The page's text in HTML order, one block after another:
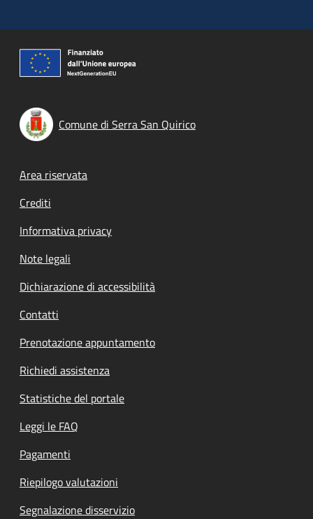
Comune di Serra San Quirico
Footer menu
Area riservata
Crediti
Informativa privacy
Note legali
Dichiarazione di accessibilità
Contatti
Prenotazione appuntamento
Richiedi assistenza
Statistiche del portale
Leggi le FAQ
Pagamenti
Riepilogo valutazioni
Segnalazione disservizio